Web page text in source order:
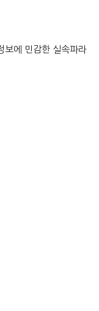
보에 민감한 실속파라